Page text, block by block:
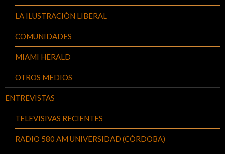
LA ILUSTRACIÓN LIBERAL
COMUNIDADES
MIAMI HERALD
OTROS MEDIOS
ENTREVISTAS
TELEVISIVAS RECIENTES
RADIO 580 AM UNIVERSIDAD (CÓRDOBA)